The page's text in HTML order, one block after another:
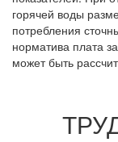
горячей воды
потребления
норматива плата
может быть